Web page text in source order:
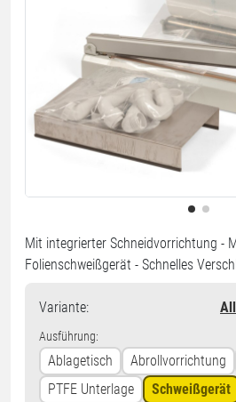
Mit integrierter Schneidvorrichtung -
Folienschweißgerät - Schnelles
Variante:
Ausführung:
Ablagetisch Abrollvorrichtung
PTFE Unterlage
Schweißgerät